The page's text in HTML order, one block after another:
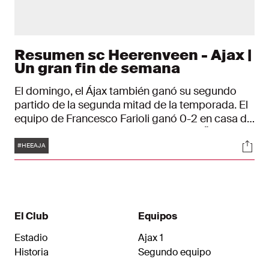
Resumen sc Heerenveen - Ajax |
Un gran fin de semana
El domingo, el Ájax también ganó su segundo
partido de la segunda mitad de la temporada. El
equipo de Francesco Farioli ganó 0-2 en casa de
Chuba Akpom. Gracias a esta victoria, el Ájax
está a tan solo un punto del líder, el PSV.
Etiquetas
#HEEAJA
El Club
Estadio
Historia
Equipos
Ajax 1
Segundo equipo